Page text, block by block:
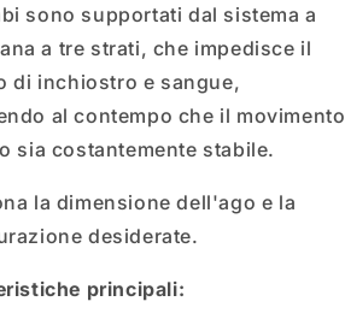
sono supportati dal sistema a
a tre strati, che impedisce il
di inchiostro e sangue,
al contempo che il movimento
sia costantemente stabile.
la dimensione dell'ago e la
desiderate.
principali: